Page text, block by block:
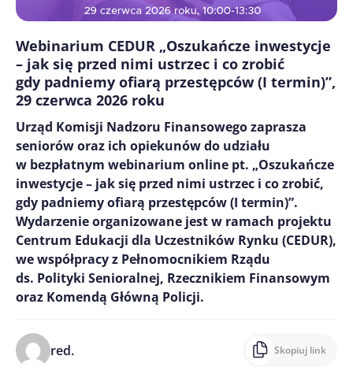
Webinarium CEDUR „Oszukańcze inwestycje
– jak się przed nimi ustrzec i co zrobić
gdy padniemy ofiarą przestępców (I termin)”,
29 czerwca 2026 roku
Urząd Komisji Nadzoru Finansowego zaprasza
seniorów oraz ich opiekunów do udziału
w bezpłatnym webinarium online pt. „Oszukańcze
inwestycje – jak się przed nimi ustrzec i co zrobić,
gdy padniemy ofiarą przestępców (I termin)”.
Wydarzenie organizowane jest w ramach projektu
Centrum Edukacji dla Uczestników Rynku (CEDUR),
we współpracy z Pełnomocnikiem Rządu
ds. Polityki Senioralnej, Rzecznikiem Finansowym
oraz Komendą Główną Policji.
red. Skopiuj link